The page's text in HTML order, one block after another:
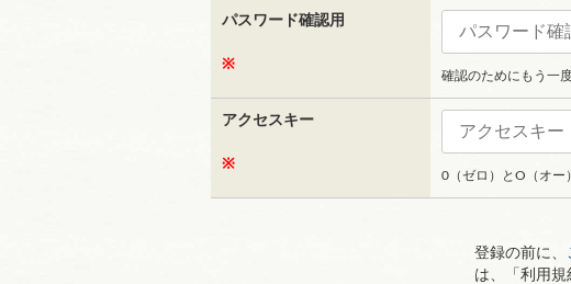
パスワード確認用
※
確認のためにもう一
アクセスキー
※
0（ゼロ）とO（オー
登録の前に、
は、「利用